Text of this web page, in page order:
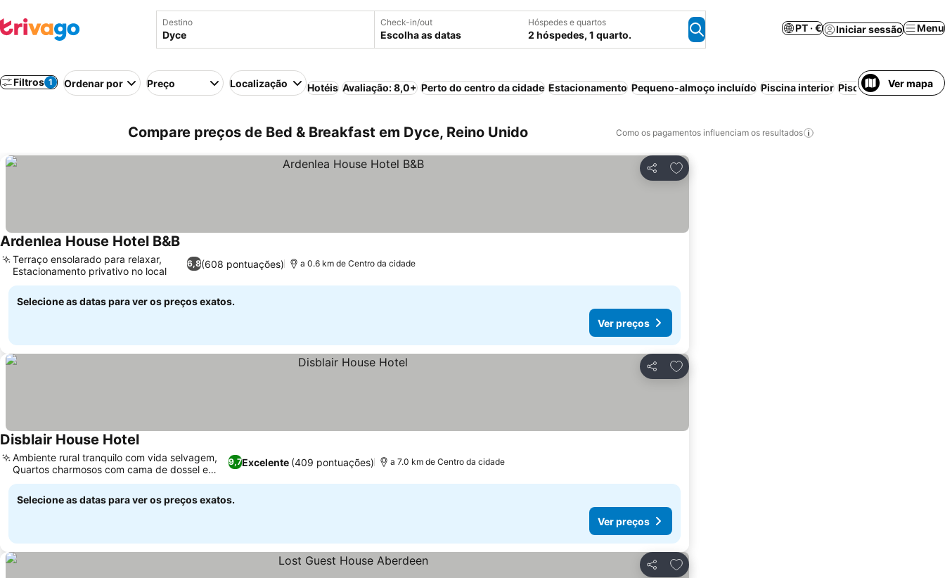
Destino Check-in/out
Escolha as datas
Hóspedes e quartos
2 hóspedes, 1 quarto.
PT · € Iniciar sessão Menu
Filtros 1 Ordenar por Preço Localização Hotéis Avaliação: 8,0+ Perto do centro da cidade Estacionamento Pequeno-almoço incluído Piscina interior Piscina Wi-fi
Ver mapa
Compare preços de Bed & Breakfast em Dyce, Reino Unido Como os pagamentos influenciam os resultados
Partilhar
Adicionar aos favoritos
Ardenlea House Hotel B&B
6,8(608 pontuações)
Terraço ensolarado para relaxar,
Estacionamento privativo no local
a 0.6 km de Centro da cidade
Selecione as datas para ver os preços exatos.
Ver preços
Partilhar
Adicionar aos favoritos
Disblair House Hotel
9,7Excelente (409 pontuações)
Ambiente rural tranquilo com vida selvagem,
Quartos charmosos com cama de dossel e
banheira vitoriana
a 7.0 km de Centro da cidade
Selecione as datas para ver os preços exatos.
Ver preços
Partilhar
Adicionar aos favoritos